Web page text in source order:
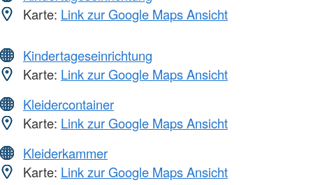
Karte: Link zur Google Maps Ansicht
Kindertageseinrichtung
Karte: Link zur Google Maps Ansicht
Kleidercontainer
Karte: Link zur Google Maps Ansicht
Kleiderkammer
Karte: Link zur Google Maps Ansicht